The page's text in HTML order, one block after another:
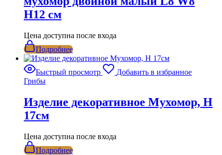
H12 см
Цена доступна после входа
Подробнее
Быстрый просмотр
Добавить в избранное
Грибы
Изделие декоративное Мухомор, H
17см
Цена доступна после входа
Подробнее